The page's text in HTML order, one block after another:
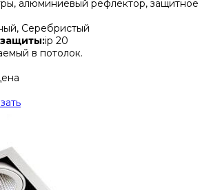
алюминиевый рефлектор, защитное
Серебристый
ip 20
в потолок.